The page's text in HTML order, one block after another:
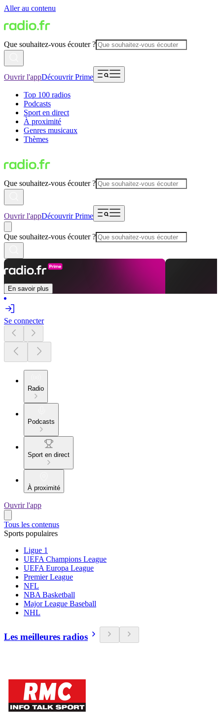
Aller au contenu
Que souhaitez-vous écouter ?
Ouvrir l'appDécouvrir Prime
Top 100 radios
Podcasts
Sport en direct
À proximité
Genres musicaux
Thèmes
Que souhaitez-vous écouter ?
Ouvrir l'appDécouvrir Prime
Que souhaitez-vous écouter ?
En savoir plus
Se connecter
Radio
Podcasts
Sport en direct
À proximité
Ouvrir l'app
Tous les contenus
Sports populaires
Ligue 1
UEFA Champions League
UEFA Europa League
Premier League
NFL
NBA Basketball
Major League Baseball
NHL
Les meilleures radios